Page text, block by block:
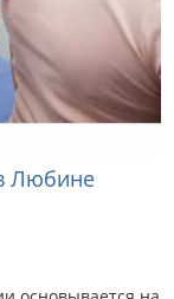
Любине